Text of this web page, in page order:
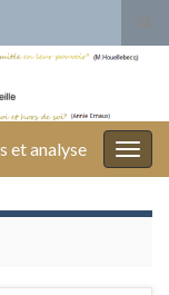
et analyse